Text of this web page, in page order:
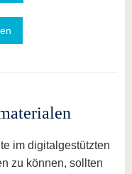
im digitalgestützten
zu können, sollten